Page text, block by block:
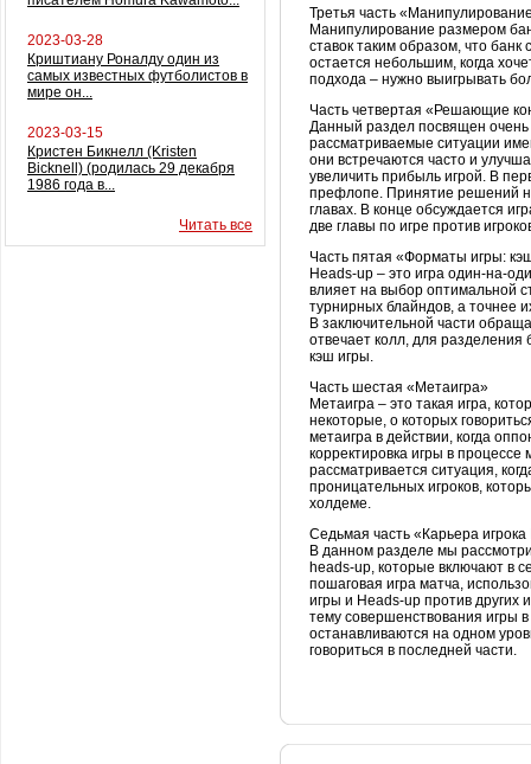
2023-03-28
Криштиану Роналду один из
самых известных футболистов в
мире он...
2023-03-15
Кристен Бикнелл (Kristen
Bicknell) (родилась 29 декабря
1986 года в...
Читать все
Третья часть
Манипулирование размером
ставок таким образом, что
остается небольшим, когда
подхода – нужно выигрывать
Часть четвертая «Решающие
Данный раздел посвящен
рассматриваемые ситуации
они встречаются часто и
увеличить прибыль игрой. В
префлопе. Принятие решений
главах. В конце обсуждается
две главы по игре против
Часть пятая «Форматы игры:
Heads-up – это игра один-на-
влияет на выбор оптимальной
турнирных блайндов, а точнее
В заключительной части
отвечает колл, для разделения
кэш игры.
Часть шестая «Метаигра»
Метаигра – это такая игра,
некоторые, о которых
метаигра в действии, когда
корректировка игры в процессе
рассматривается ситуация,
проницательных игроков,
холдеме.
Седьмая часть «Карьера
В данном разделе мы
heads-up, которые включают в
пошаговая игра матча,
игры и Heads-up против других
тему совершенствования игры
останавливаются на одном
говориться в последней части.